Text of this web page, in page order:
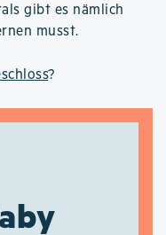
gibt es nämlich
musst.
?